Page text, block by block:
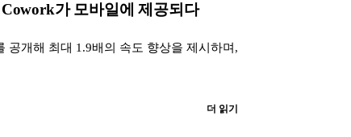
가 모바일에 제공되다
공개해 최대 1.9배의 속도 향상을 제시하며,
더 읽기